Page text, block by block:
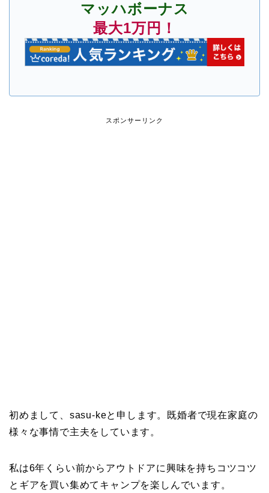
マッハボーナス
最大1万円！
スポンサーリンク
初めまして、sasu-keと申します。既婚者で現在家庭の
様々な事情で主夫をしています。
私は6年くらい前からアウトドアに興味を持ちコツコツ
とギアを買い集めてキャンプを楽しんでいます。